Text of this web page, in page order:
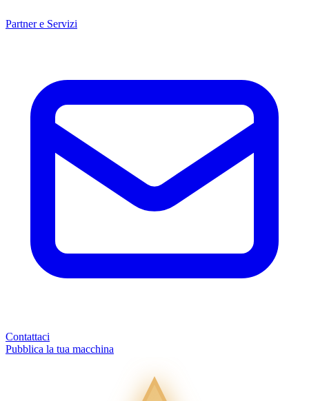
Partner e Servizi
Contattaci
Pubblica la tua macchina